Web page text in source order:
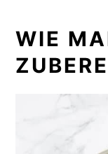
WIE